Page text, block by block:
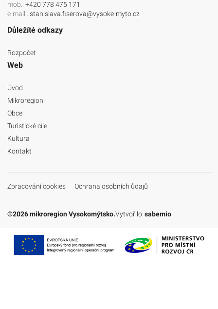
mob.: +420 778 475 171
e-mail.: stanislava.fiserova@vysoke-myto.cz
Důležíté odkazy
Rozpočet
Web
Úvod
Mikroregion
Obce
Turistické cíle
Kultura
Kontakt
Zpracování cookies Ochrana osobních ůdajů
©2026 mikroregion Vysokomýtsko.Vytvořilo sabemio